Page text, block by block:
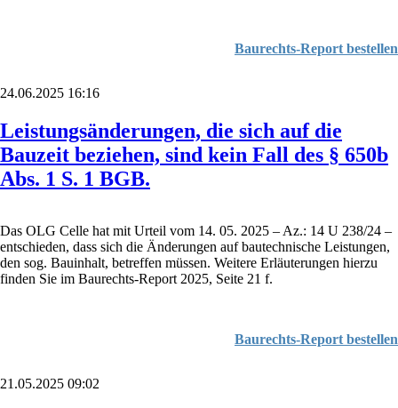
Baurechts-Report bestellen
24.06.2025 16:16
Leistungsänderungen, die sich auf die
Bauzeit beziehen, sind kein Fall des § 650b
Abs. 1 S. 1 BGB.
Das OLG Celle hat mit Urteil vom 14. 05. 2025 – Az.: 14 U 238/24 –
entschieden, dass sich die Änderungen auf bautechnische Leistungen,
den sog. Bauinhalt, betreffen müssen. Weitere Erläuterungen hierzu
finden Sie im Baurechts-Report 2025, Seite 21 f.
Baurechts-Report bestellen
21.05.2025 09:02